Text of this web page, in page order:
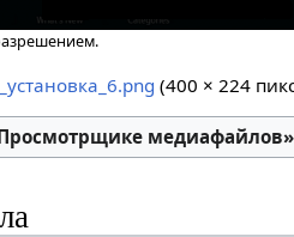
‎(400 × 224
медиафайлов»